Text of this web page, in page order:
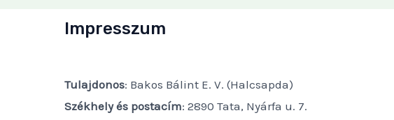
Impresszum
Tulajdonos: Bakos Bálint E. V. (Halcsapda)
Székhely és postacím: 2890 Tata, Nyárfa u. 7.